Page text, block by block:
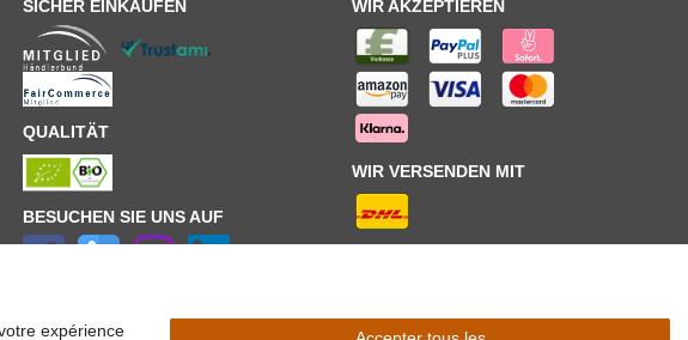
SICHER EINKAUFEN
QUALITÄT
BESUCHEN SIE UNS AUF
WIR AKZEPTIEREN
WIR VERSENDEN MIT
expérience